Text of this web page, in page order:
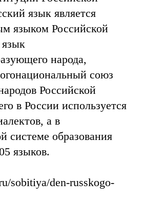
язык является
языком Российской
народа,
союз
Российской
в России используется
а в
системе образования
языков.
sobitiya/den-russkogo-